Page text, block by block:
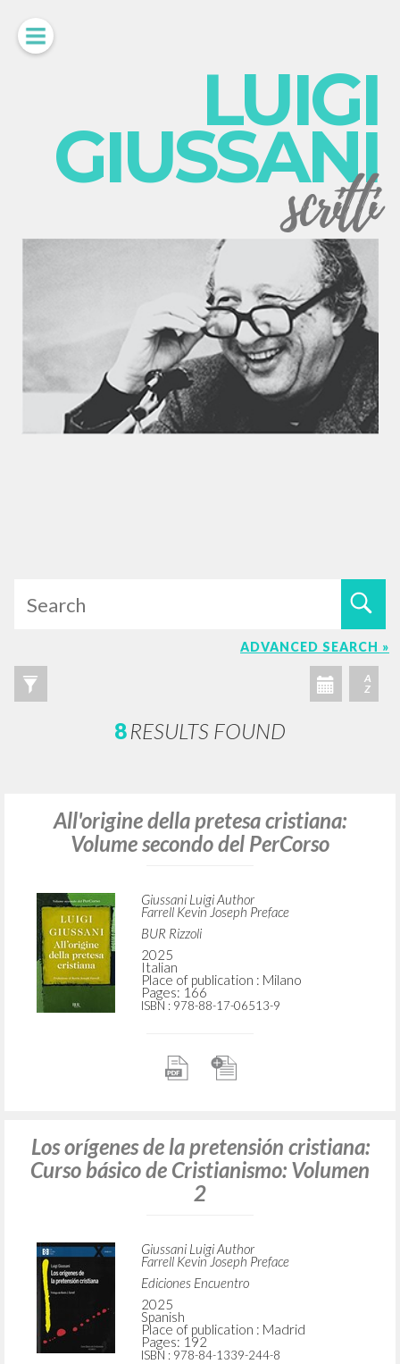
LUIGI
GIUSSANI
scritti
ADVANCED SEARCH »
A
Z
8RESULTS FOUND
All'origine della pretesa cristiana:
Volume secondo del PerCorso
Giussani Luigi Author
Farrell Kevin Joseph Preface
BUR Rizzoli
2025
Italian
Place of publication : Milano
Pages: 166
ISBN : 978-88-17-06513-9
Los orígenes de la pretensión cristiana:
Curso básico de Cristianismo: Volumen
2
Giussani Luigi Author
Farrell Kevin Joseph Preface
Ediciones Encuentro
2025
Spanish
Place of publication : Madrid
Pages: 192
ISBN : 978-84-1339-244-8